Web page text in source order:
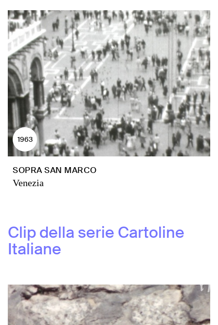
1963
SOPRA SAN MARCO
Venezia
Clip della serie Cartoline
Italiane